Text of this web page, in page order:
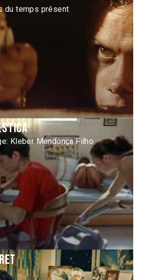
du temps présent
Kleber Mendonça Filho